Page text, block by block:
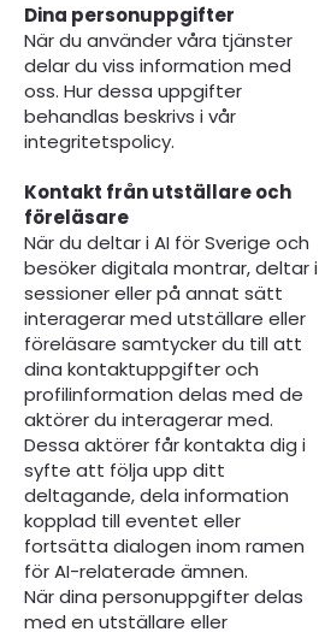
Dina personuppgifter
När du använder våra tjänster
delar du viss information med
oss. Hur dessa uppgifter
behandlas beskrivs i vår
integritetspolicy.
Kontakt från utställare och
föreläsare
När du deltar i AI för Sverige och
besöker digitala montrar, deltar i
sessioner eller på annat sätt
interagerar med utställare eller
föreläsare samtycker du till att
dina kontaktuppgifter och
profilinformation delas med de
aktörer du interagerar med.
Dessa aktörer får kontakta dig i
syfte att följa upp ditt
deltagande, dela information
kopplad till eventet eller
fortsätta dialogen inom ramen
för AI-relaterade ämnen.
När dina personuppgifter delas
med en utställare eller